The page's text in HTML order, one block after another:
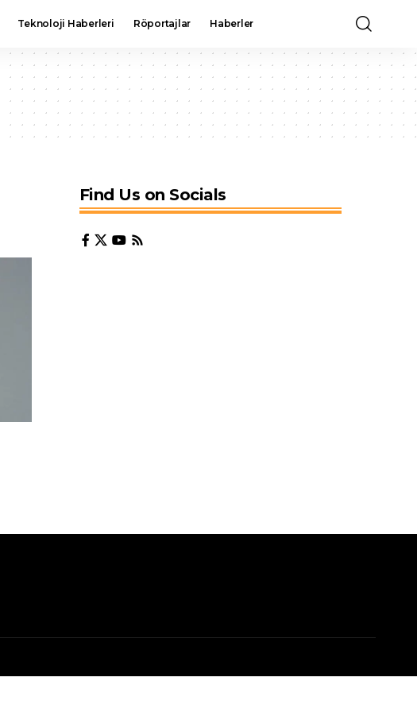
Teknoloji Haberleri Röportajlar Haberler
Find Us on Socials